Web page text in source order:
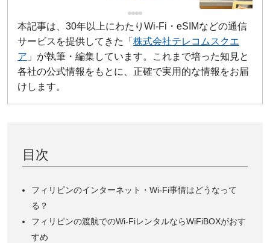
本記事は、30年以上にわたりWi-Fi・eSIMなどの通信
サービスを提供してきた「 株式会社テレコムスクエ
ア 」が執筆・編集しています。これまで培った知見と
各社の公式情報をもとに、正確で実用的な情報をお届
けします。
目次
フィリピンのインターネット・Wi-Fi事情はどうなって
る？
フィリピンの渡航でのWi-FiレンタルならWiFiBOXがおす
すめ